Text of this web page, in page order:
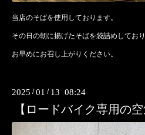
当店のそばを使用しております。
その日の朝に揚げたそばを袋詰めしており
お早めにお召し上がりください。
2025 /01 / 13 08:24
【ロードバイク専用の空